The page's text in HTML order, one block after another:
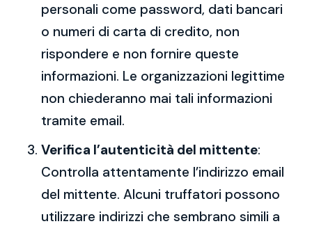
personali come password, dati bancari
o numeri di carta di credito, non
rispondere e non fornire queste
informazioni. Le organizzazioni legittime
non chiederanno mai tali informazioni
tramite email.
Verifica l’autenticità del mittente:
Controlla attentamente l’indirizzo email
del mittente. Alcuni truffatori possono
utilizzare indirizzi che sembrano simili a